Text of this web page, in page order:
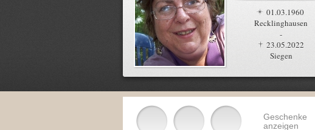
01.03.1960
Recklinghausen
-
23.05.2022
Siegen
Geschenke
anzeigen